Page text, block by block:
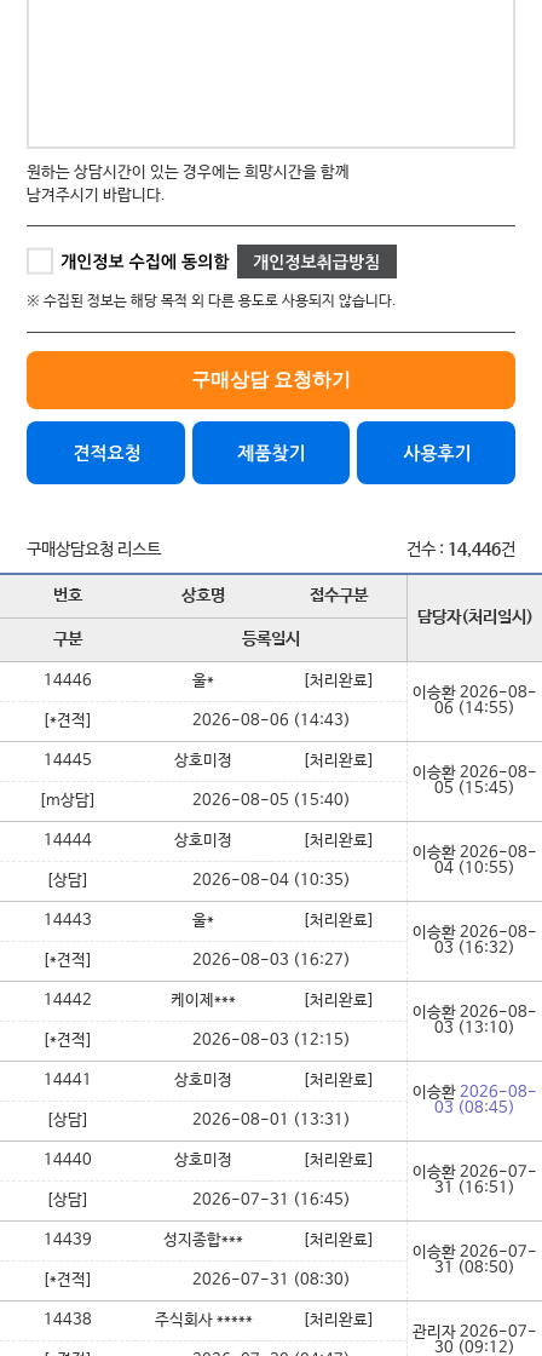
원하는 상담시간이 있는 경우에는 희망시간을 함께
남겨주시기 바랍니다.
※ 수집된 정보는 해당 목적 외 다른 용도로 사용되지 않습니다.
구매상담 요청하기
구매상담요청 리스트 건수 : 14,446건
번호 상호명
접수구분
담당자(처리일시)
구분
등록일시
14446 울* [처리완료]
이승환 2026-08-
06 (14:55)
[*견적] 2026-08-06 (14:43)
14445 상호미정 [처리완료]
이승환 2026-08-
05 (15:45)
[m상담] 2026-08-05 (15:40)
14444 상호미정 [처리완료]
이승환 2026-08-
04 (10:55)
[상담] 2026-08-04 (10:35)
14443 울* [처리완료]
이승환 2026-08-
03 (16:32)
[*견적] 2026-08-03 (16:27)
14442 케이제*** [처리완료]
이승환 2026-08-
03 (13:10)
[*견적] 2026-08-03 (12:15)
14441 상호미정 [처리완료]
이승환 2026-08-
03 (08:45)
[상담] 2026-08-01 (13:31)
14440 상호미정 [처리완료]
이승환 2026-07-
31 (16:51)
[상담] 2026-07-31 (16:45)
14439 성지종합*** [처리완료]
이승환 2026-07-
31 (08:50)
[*견적] 2026-07-31 (08:30)
14438 주식회사 ***** [처리완료]
관리자 2026-07-
30 (09:12)